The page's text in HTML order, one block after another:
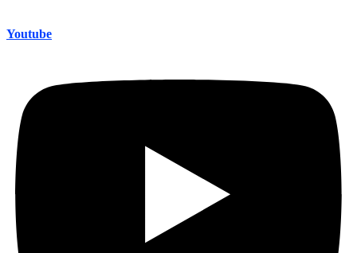
Youtube